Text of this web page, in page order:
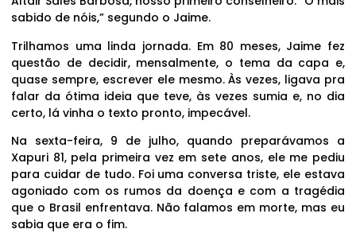
sabido de nóis,” segundo o Jaime.
Trilhamos uma linda jornada. Em 80 meses, Jaime fez
questão de decidir, mensalmente, o tema da capa e,
quase sempre, escrever ele mesmo. Às vezes, ligava pra
falar da ótima ideia que teve, às vezes sumia e, no dia
certo, lá vinha o texto pronto, impecável.
Na sexta-feira, 9 de julho, quando preparávamos a
Xapuri 81, pela primeira vez em sete anos, ele me pediu
para cuidar de tudo. Foi uma conversa triste, ele estava
agoniado com os rumos da doença e com a tragédia
que o Brasil enfrentava. Não falamos em morte, mas eu
sabia que era o fim.